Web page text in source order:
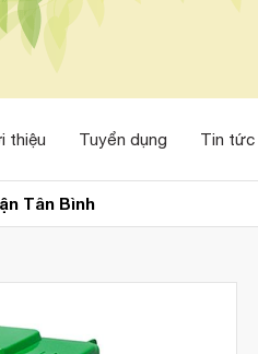
thiệu Tuyển dụng Tin tức
Tân Bình